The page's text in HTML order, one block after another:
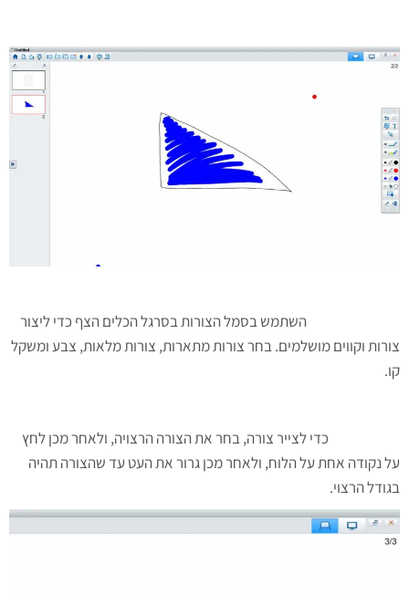
השתמש בסמל הצורות בסרגל הכלים הצף כדי ליצור
צורות וקווים מושלמים. בחר צורות מתארות, צורות מלאות, צבע ומשקל
קו.
כדי לצייר צורה, בחר את הצורה הרצויה, ולאחר מכן לחץ
על נקודה אחת על הלוח, ולאחר מכן גרור את העט עד שהצורה תהיה
בגודל הרצוי.